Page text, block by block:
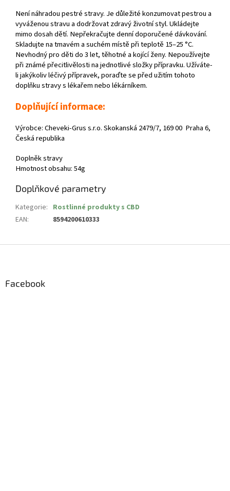
Není náhradou pestré stravy. Je důležité konzumovat pestrou a
vyváženou stravu a dodržovat zdravý životní styl. Ukládejte
mimo dosah dětí. Nepřekračujte denní doporučené dávkování.
Skladujte na tmavém a suchém místě při teplotě 15–25 °C.
Nevhodný pro děti do 3 let, těhotné a kojící ženy. Nepoužívejte
při známé přecitlivělosti na jednotlivé složky přípravku. Užíváte-
li jakýkoliv léčivý přípravek, poraďte se před užitím tohoto
doplňku stravy s lékařem nebo lékárníkem.
Doplňující informace:
Výrobce: Cheveki-Grus s.r.o. Skokanská 2479/7, 169 00 Praha 6,
Česká republika
Doplněk stravy
Hmotnost obsahu: 54g
Doplňkové parametry
Kategorie: Rostlinné produkty s CBD
EAN: 8594200610333
Facebook